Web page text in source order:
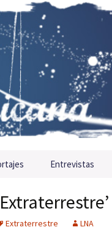
Entrevistas
Extraterrestre LNA